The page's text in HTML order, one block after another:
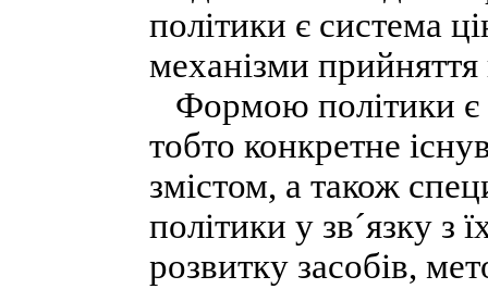
політики є система
механізми
Формою політики є
тобто конкретне
змістом, а також
політики у зв´язку з
розвитку засобів,